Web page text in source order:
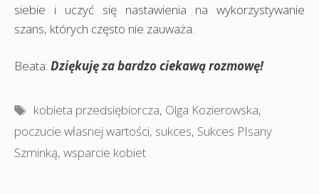
siebie i uczyć się nastawienia na wykorzystywanie
szans, których często nie zauważa.
Beata: Dziękuję za bardzo ciekawą rozmowę!
Tagi
kobieta przedsiębiorcza, Olga Kozierowska,
poczucie własnej wartości, sukces, Sukces PIsany
Szminką, wsparcie kobiet